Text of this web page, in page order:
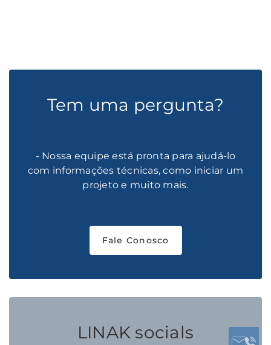
Tem uma pergunta?
- Nossa equipe está pronta para ajudá-lo
com informações técnicas, como iniciar um
projeto e muito mais.
Fale Conosco
LINAK socials